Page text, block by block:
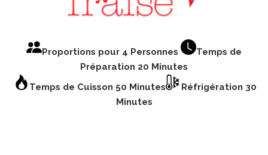
Proportions pour 4 Personnes
Temps de
Préparation 20 Minutes
Temps de Cuisson 50 Minutes
Réfrigération 30
Minutes